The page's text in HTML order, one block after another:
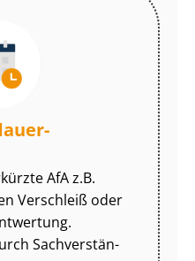
AfA z.B.
Verschleiß oder
Sach­ver­stän­